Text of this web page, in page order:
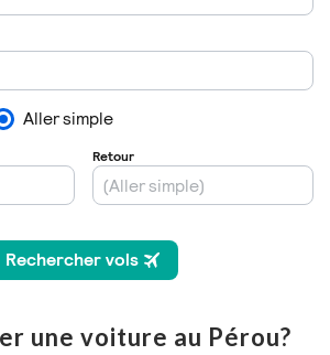
une voiture au Pérou?